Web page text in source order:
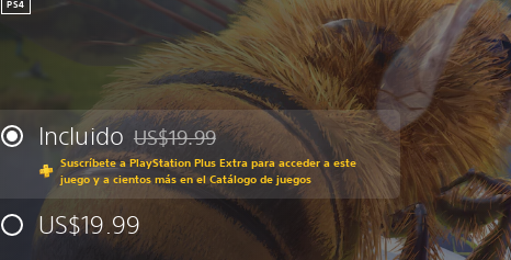
PS4
Incluido Rebajado del precio original de US$19.99
US$19.99
Suscríbete a PlayStation Plus Extra para acceder a este
juego y a cientos más en el Catálogo de juegos
US$19.99